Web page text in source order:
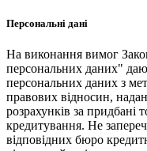
Персональні дані
На виконання вимог
персональних даних"
персональних даних з
правових відносин,
розрахунків за придбані
кредитування. Не
відповідних бюро